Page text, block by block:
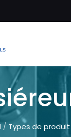
/ Types de produit